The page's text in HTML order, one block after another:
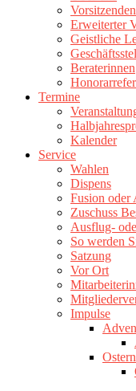
Erweiterter
Geistliche
Beraterinnen
Termine
Kalender
Service
Wahlen
Dispens
Fusion oder
Zuschuss
Ausflug-
So werden
Satzung
Vor Ort
Impulse
Ostern